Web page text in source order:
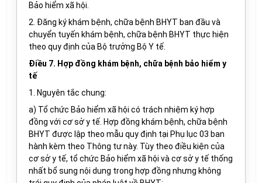
Bảo hiểm xã hội.
2. Đăng ký khám bệnh, chữa bệnh BHYT ban đầu và
chuyển tuyến khám bệnh, chữa bệnh BHYT thực hiện
theo quy định của Bộ trưởng Bộ Y tế.
Điều 7. Hợp đồng khám bệnh, chữa bệnh bảo hiểm y
tế
1. Nguyên tắc chung:
a) Tổ chức Bảo hiểm xã hội có trách nhiệm ký hợp
đồng với cơ sở y tế. Hợp đồng khám bệnh, chữa bệnh
BHYT được lập theo mẫu quy định tại Phụ lục 03 ban
hành kèm theo Thông tư này. Tùy theo điều kiện của
cơ sở y tế, tổ chức Bảo hiểm xã hội và cơ sở y tế thống
nhất bổ sung nội dung trong hợp đồng nhưng không